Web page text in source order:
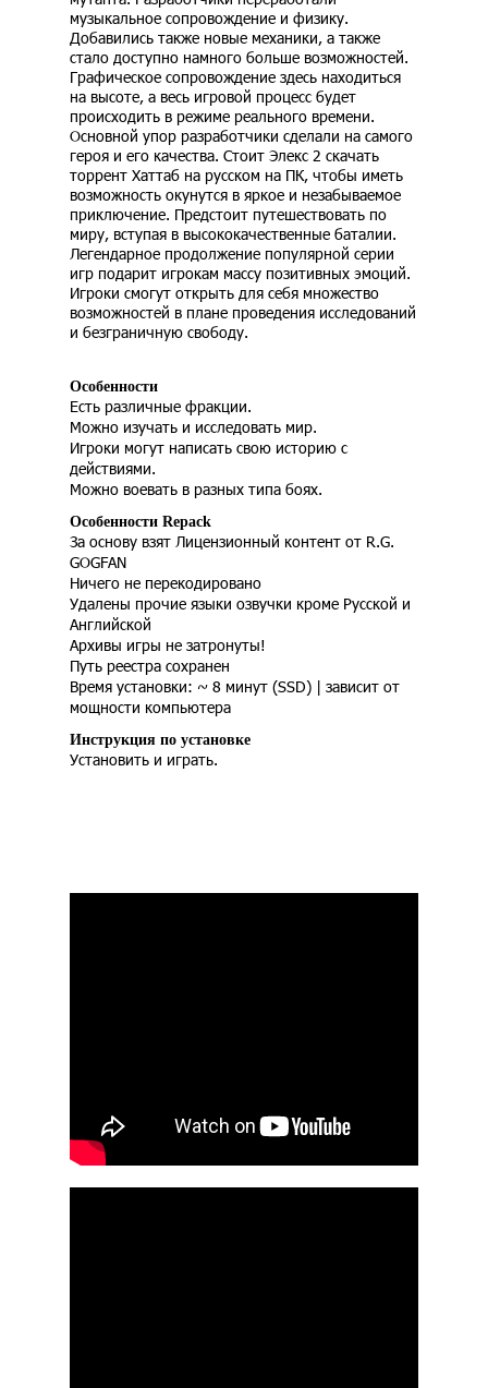
музыкальное сопровождение и физику.
Добавились также новые механики, а также
стало доступно намного больше возможностей.
Графическое сопровождение здесь находиться
на высоте, а весь игровой процесс будет
происходить в режиме реального времени.
Основной упор разработчики сделали на самого
героя и его качества. Стоит Элекс 2 скачать
торрент Хаттаб на русском на ПК, чтобы иметь
возможность окунутся в яркое и незабываемое
приключение. Предстоит путешествовать по
миру, вступая в высококачественные баталии.
Легендарное продолжение популярной серии
игр подарит игрокам массу позитивных эмоций.
Игроки смогут открыть для себя множество
возможностей в плане проведения исследований
и безграничную свободу.
Особенности
Есть различные фракции.
Можно изучать и исследовать мир.
Игроки могут написать свою историю с
действиями.
Можно воевать в разных типа боях.
Особенности Repack
За основу взят Лицензионный контент от R.G.
GOGFAN
Ничего не перекодировано
Удалены прочие языки озвучки кроме Русской и
Английской
Архивы игры не затронуты!
Путь реестра сохранен
Время установки: ~ 8 минут (SSD) | зависит от
мощности компьютера
Инструкция по установке
Установить и играть.